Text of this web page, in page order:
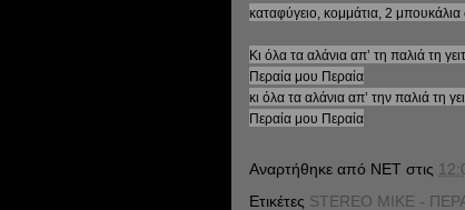
καταφύγειο, κομμάτια, 2 μπουκάλια
Κι όλα τα αλάνια απ’ τη παλιά τη
Περαία μου Περαία
κι όλα τα αλάνια απ’ την παλιά τη
Περαία μου Περαία
Αναρτήθηκε από NET στις
Ετικέτες STEREO MIKE -